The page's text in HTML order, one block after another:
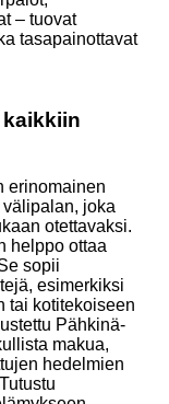
– tuovat
tasapainottavat
erinomainen
joka
otettavaksi.
helppo ottaa
sopii
esimerkiksi
tai kotitekoiseen
Pähkinä-
makua,
hedelmien